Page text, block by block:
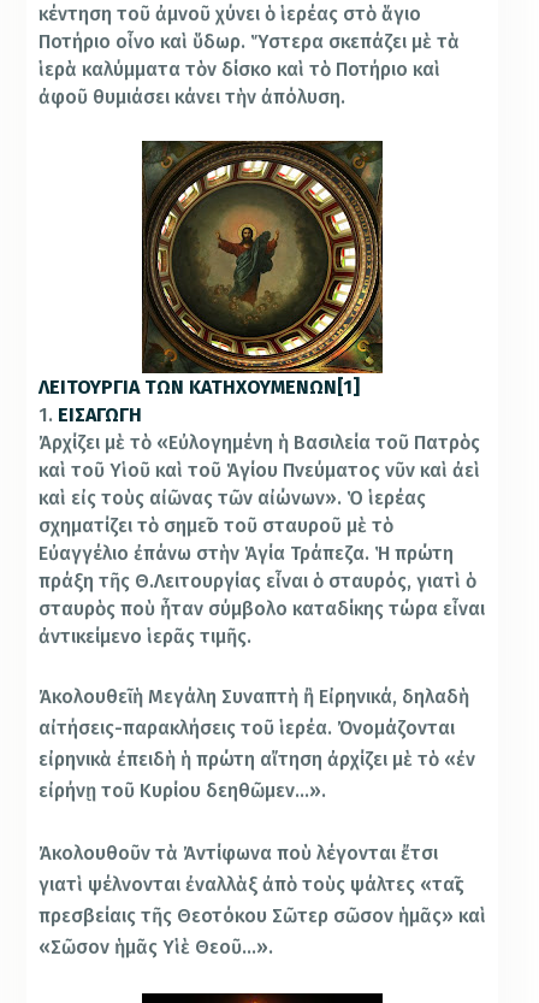
κέντηση τοῦ ἀμνοῦ χύνει ὁ ἱερέας στὸ ἅγιο
Ποτήριο οἶνο καὶ ὕδωρ. Ὕστερα σκεπάζει μὲ τὰ
ἱερὰ καλύμματα τὸν δίσκο καὶ τὸ Ποτήριο καὶ
ἀφοῦ θυμιάσει κάνει τὴν ἀπόλυση.
ΛΕΙΤΟΥΡΓΙΑ ΤΩΝ ΚΑΤΗΧΟΥΜΕΝΩΝ [1]
1. ΕΙΣΑΓΩΓΗ
Ἀρχίζει μὲ τὸ «Εὐλογημένη ἡ Βασιλεία τοῦ Πατρὸς
καὶ τοῦ Υἱοῦ καὶ τοῦ Ἁγίου Πνεύματος νῦν καὶ ἀεὶ
καὶ εἰς τοὺς αἰῶνας τῶν αἰώνων». Ὁ ἱερέας
σχηματίζει τὸ σημεῖο τοῦ σταυροῦ μὲ τὸ
Εὐαγγέλιο ἐπάνω στὴν Ἁγία Τράπεζα. Ἡ πρώτη
πράξη τῆς Θ.Λειτουργίας εἶναι ὁ σταυρός, γιατὶ ὁ
σταυρὸς ποὺ ἦταν σύμβολο καταδίκης τώρα εἶναι
ἀντικείμενο ἱερᾶς τιμῆς.
Ἀκολουθεῖ ἡ Μεγάλη Συναπτὴ ἢ Εἰρηνικά, δηλαδὴ
αἰτήσεις-παρακλήσεις τοῦ ἱερέα. Ὀνομάζονται
εἰρηνικὰ ἐπειδὴ ἡ πρώτη αἴτηση ἀρχίζει μὲ τὸ «ἐν
εἰρήνῃ τοῦ Κυρίου δεηθῶμεν…».
Ἀκολουθοῦν τὰ Ἀντίφωνα ποὺ λέγονται ἔτσι
γιατὶ ψέλνονται ἐναλλὰξ ἀπὸ τοὺς ψάλτες «ταῖς
πρεσβείαις τῆς Θεοτόκου Σῶτερ σῶσον ἡμᾶς» καὶ
«Σῶσον ἡμᾶς Υἱὲ Θεοῦ…».